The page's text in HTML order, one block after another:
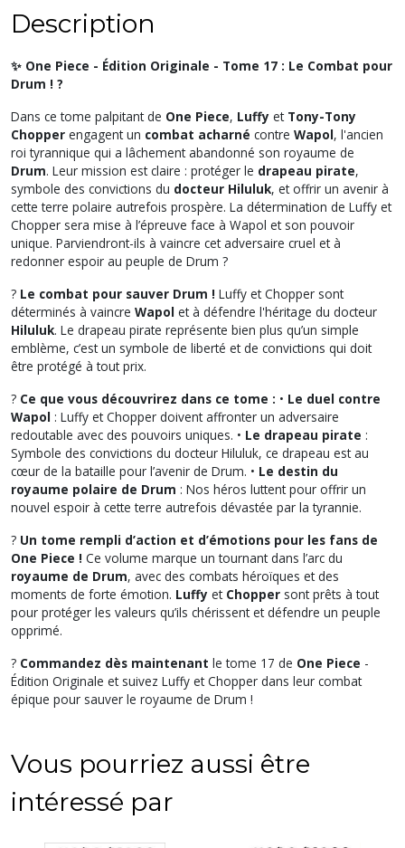
Description
✨ One Piece - Édition Originale - Tome 17 : Le Combat pour
Drum ! ?
Dans ce tome palpitant de One Piece, Luffy et Tony-Tony
Chopper engagent un combat acharné contre Wapol, l'ancien
roi tyrannique qui a lâchement abandonné son royaume de
Drum. Leur mission est claire : protéger le drapeau pirate,
symbole des convictions du docteur Hiluluk, et offrir un avenir à
cette terre polaire autrefois prospère. La détermination de Luffy et
Chopper sera mise à l’épreuve face à Wapol et son pouvoir
unique. Parviendront-ils à vaincre cet adversaire cruel et à
redonner espoir au peuple de Drum ?
? Le combat pour sauver Drum ! Luffy et Chopper sont
déterminés à vaincre Wapol et à défendre l'héritage du docteur
Hiluluk. Le drapeau pirate représente bien plus qu’un simple
emblème, c’est un symbole de liberté et de convictions qui doit
être protégé à tout prix.
? Ce que vous découvrirez dans ce tome : • Le duel contre
Wapol : Luffy et Chopper doivent affronter un adversaire
redoutable avec des pouvoirs uniques. • Le drapeau pirate :
Symbole des convictions du docteur Hiluluk, ce drapeau est au
cœur de la bataille pour l’avenir de Drum. • Le destin du
royaume polaire de Drum : Nos héros luttent pour offrir un
nouvel espoir à cette terre autrefois dévastée par la tyrannie.
? Un tome rempli d’action et d’émotions pour les fans de
One Piece ! Ce volume marque un tournant dans l’arc du
royaume de Drum, avec des combats héroïques et des
moments de forte émotion. Luffy et Chopper sont prêts à tout
pour protéger les valeurs qu’ils chérissent et défendre un peuple
opprimé.
? Commandez dès maintenant le tome 17 de One Piece -
Édition Originale et suivez Luffy et Chopper dans leur combat
épique pour sauver le royaume de Drum !
Vous pourriez aussi être
intéressé par